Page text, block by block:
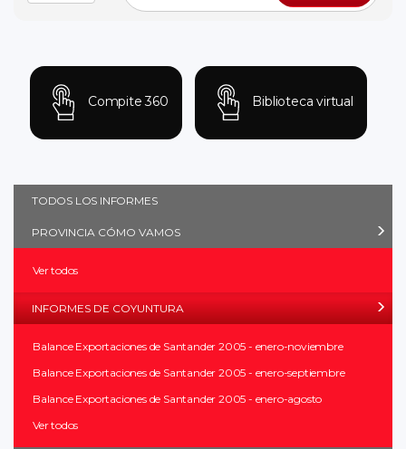
Compite 360 Biblioteca virtual
TODOS LOS INFORMES
PROVINCIA CÓMO VAMOS
Ver todos
INFORMES DE COYUNTURA
Balance Exportaciones de Santander 2005 - enero-noviembre
Balance Exportaciones de Santander 2005 - enero-septiembre
Balance Exportaciones de Santander 2005 - enero-agosto
Ver todos